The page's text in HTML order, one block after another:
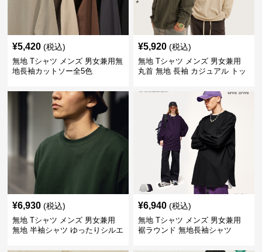
¥5,420 (税込)
無地 Tシャツ メンズ 男女兼用無
地長袖カットソー全5色
¥5,920 (税込)
無地 Tシャツ メンズ 男女兼用
丸首 無地 長袖 カジュアル トッ
¥6,930 (税込)
無地 Tシャツ メンズ 男女兼用
無地 半袖シャツ ゆったりシルエ
¥6,940 (税込)
無地 Tシャツ メンズ 男女兼用
裾ラウンド 無地長袖シャツ